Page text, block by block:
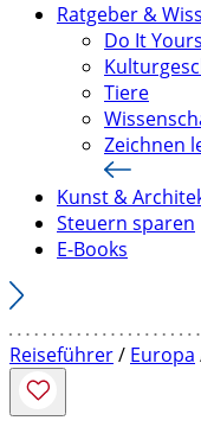
Ratgeber &
Do It
Tiere
Zeichnen
Kunst &
Steuern sparen
E-Books
Reiseführer/ Europa